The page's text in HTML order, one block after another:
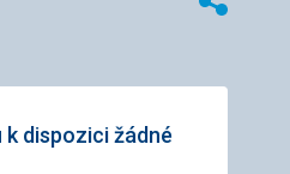
Sdílet
dispozici žádné